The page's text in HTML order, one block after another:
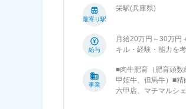
場は神戸市の中心か
並みで山と海に囲ま
いいとこどり！共働
位にも選ばれていま
／2024年）※受動喫
最寄り駅
栄駅(兵庫県)
給与
月給20万円～30万
キル・経験・能力を
事業
■肉牛肥育（肥育頭
甲姫牛、但馬牛）■精
六甲店、マチマルシ